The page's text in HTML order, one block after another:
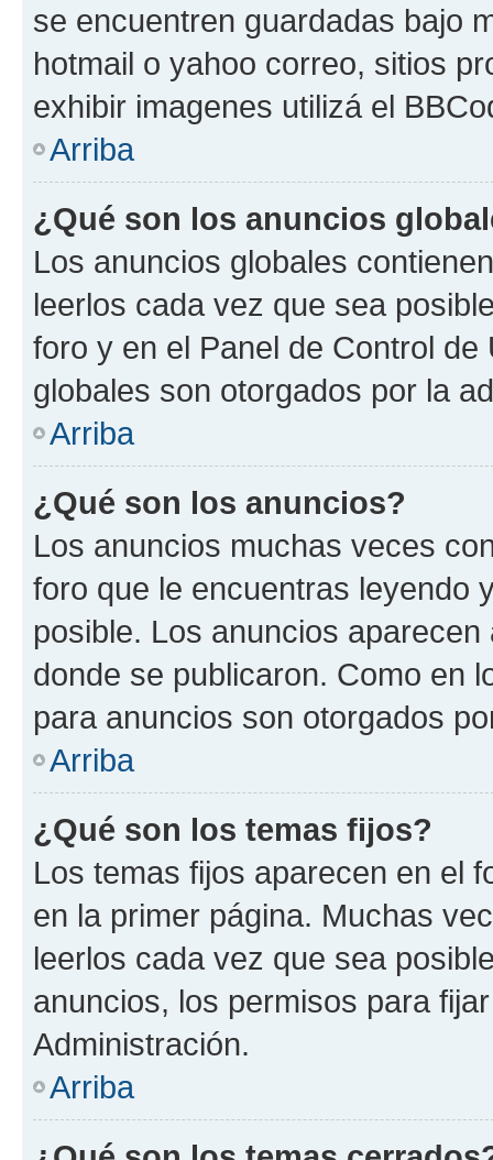
se encuentren guardadas bajo
hotmail o yahoo correo, sitios
exhibir imagenes utilizá el
Arriba
¿Qué son los anuncios
Los anuncios globales
leerlos cada vez que sea
foro y en el Panel de Control
globales son otorgados por la
Arriba
¿Qué son los anuncios?
Los anuncios muchas veces
foro que le encuentras leyendo
posible. Los anuncios
donde se publicaron. Como en
para anuncios son otorgados
Arriba
¿Qué son los temas fijos?
Los temas fijos aparecen en el
en la primer página. Muchas
leerlos cada vez que sea
anuncios, los permisos para
Administración.
Arriba